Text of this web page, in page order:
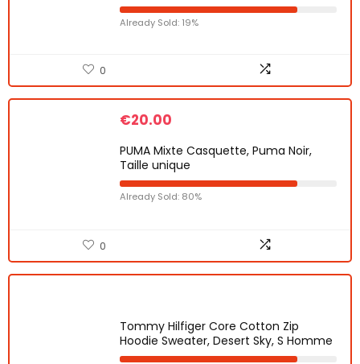
Already Sold: 19%
0
€20.00
PUMA Mixte Casquette, Puma Noir,
Taille unique
Already Sold: 80%
0
Tommy Hilfiger Core Cotton Zip
Hoodie Sweater, Desert Sky, S Homme